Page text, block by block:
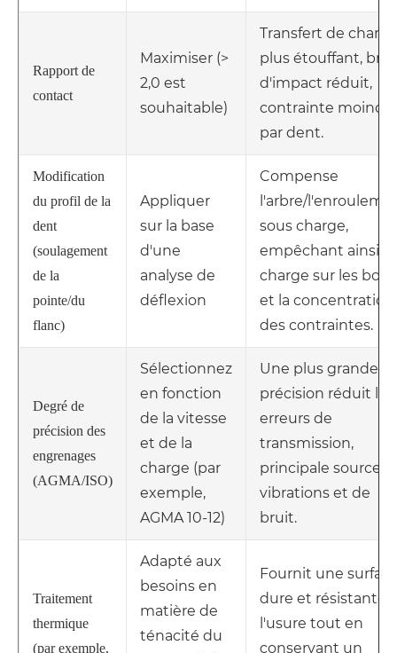
Rapport de
contact
Maximiser (>
2,0 est
souhaitable)
Transfert de charge
plus étouffant,
d'impact réduit,
contrainte
par dent.
Modification
du profil de la
dent
(soulagement
de la
pointe/du
flanc)
Appliquer
sur la base
d'une
analyse de
déflexion
Compense
l'arbre/
sous charge,
empêchant ainsi la
charge sur les
et la concentration
des contraintes.
Degré de
précision des
engrenages
(AGMA/ISO)
Sélectionnez
en fonction
de la vitesse
et de la
charge (par
exemple,
AGMA 10-12)
Une plus grande
précision réduit les
erreurs de
transmission,
principale source
vibrations et de
bruit.
Traitement
thermique
(par exemple,
Adapté aux
besoins en
matière de
ténacité du
Fournit une
dure et résistante à
l'usure tout en
conservant un